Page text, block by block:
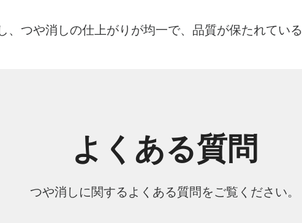
、つや消しの仕上がりが均一で、品質が保たれてい
よくある質問
つや消しに関するよくある質問をご覧ください。